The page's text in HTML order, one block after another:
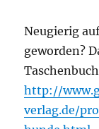
Neugierig
geworden?
http://
verlag.de/